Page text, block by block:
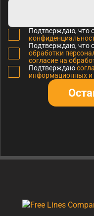
Подтверждаю, что
Подтверждаю, что
обработки
согласие на
Подтверждаю
информационных